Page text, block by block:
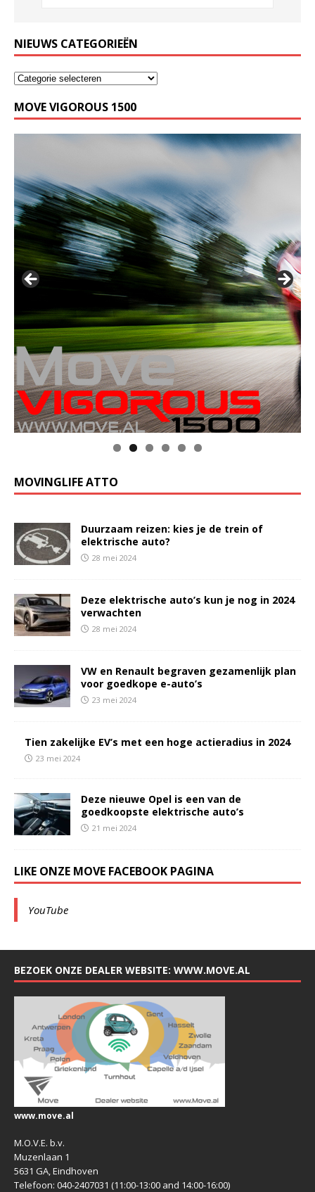
NIEUWS CATEGORIEËN
MOVE VIGOROUS 1500
MOVINGLIFE ATTO
Duurzaam reizen: kies je de trein of
elektrische auto?
28 mei 2024
Deze elektrische auto’s kun je nog in 2024
verwachten
28 mei 2024
VW en Renault begraven gezamenlijk plan
voor goedkope e-auto’s
23 mei 2024
Tien zakelijke EV’s met een hoge actieradius in 2024
23 mei 2024
Deze nieuwe Opel is een van de
goedkoopste elektrische auto’s
21 mei 2024
LIKE ONZE MOVE FACEBOOK PAGINA
YouTube
BEZOEK ONZE DEALER WEBSITE: WWW.MOVE.AL
www.move.al
M.O.V.E. b.v.
Muzenlaan 1
5631 GA, Eindhoven
Telefoon: 040-2407031 (11:00-13:00 and 14:00-16:00)